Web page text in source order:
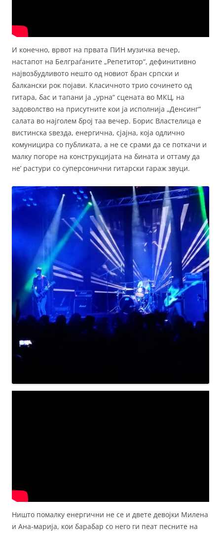
И конечно, врвот на првата ПИН музичка вечер,
настапот на Белграѓаните „Репетитор“, дефинитивно
највозбудливото нешто од новиот бран српски и
балкански рок појави. Класичното трио сочинето од
гитара, бас и тапани ја „урна“ сцената во МКЦ, на
задоволство на присутните кои ја исполнија „Денсинг“
салата во најголем број таа вечер. Борис Властелица е
вистинска ѕвезда, енергична, сјајна, која одлично
комуницира со публиката, а не се срами да се поткачи и
малку погоре на конструкцијата на бината и оттаму да
не’ растури со суперсонични гитарски гараж звуци.
Ништо помалку енергични не се и двете девојки Милена
и Ана-марија, кои барабар со него ги пеат песните на